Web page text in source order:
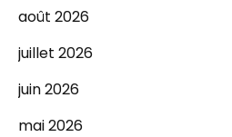
août 2026
juillet 2026
juin 2026
mai 2026